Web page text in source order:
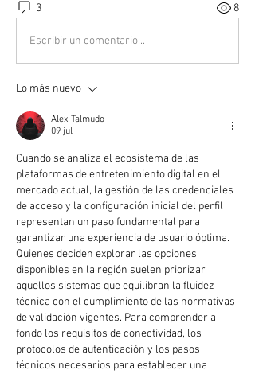
3 8
Escribir un comentario...
Lo más nuevo
Alex Talmudo
09 jul
Cuando se analiza el ecosistema de las
plataformas de entretenimiento digital en el
mercado actual, la gestión de las credenciales
de acceso y la configuración inicial del perfil
representan un paso fundamental para
garantizar una experiencia de usuario óptima.
Quienes deciden explorar las opciones
disponibles en la región suelen priorizar
aquellos sistemas que equilibran la fluidez
técnica con el cumplimiento de las normativas
de validación vigentes. Para comprender a
fondo los requisitos de conectividad, los
protocolos de autenticación y los pasos
técnicos necesarios para establecer una